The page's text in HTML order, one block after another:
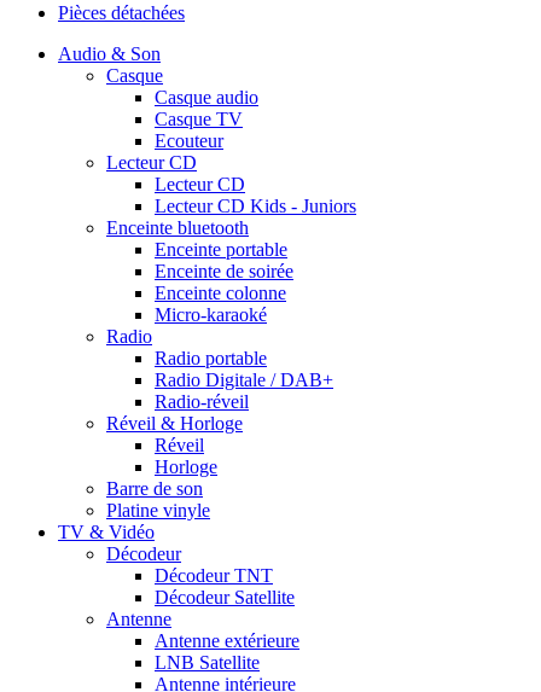
Pièces détachées
Audio & Son
Casque
Casque audio
Casque TV
Ecouteur
Lecteur CD
Lecteur CD
Lecteur CD Kids - Juniors
Enceinte bluetooth
Enceinte portable
Enceinte de soirée
Enceinte colonne
Micro-karaoké
Radio
Radio portable
Radio Digitale / DAB+
Radio-réveil
Réveil & Horloge
Réveil
Horloge
Barre de son
Platine vinyle
TV & Vidéo
Décodeur
Décodeur TNT
Décodeur Satellite
Antenne
Antenne extérieure
LNB Satellite
Antenne intérieure